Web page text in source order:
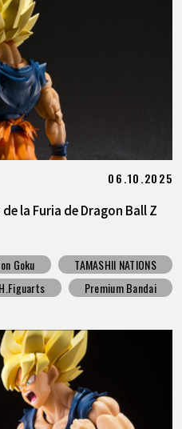
06.10.2025
la Furia de Dragon Ball Z
Goku
TAMASHII NATIONS
Premium Bandai